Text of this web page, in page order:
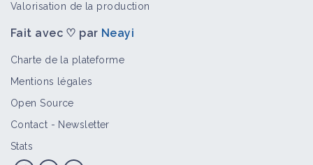
Valorisation de la production
Fait avec ♡ par Neayi
Charte de la plateforme
Mentions légales
Open Source
Contact - Newsletter
Stats